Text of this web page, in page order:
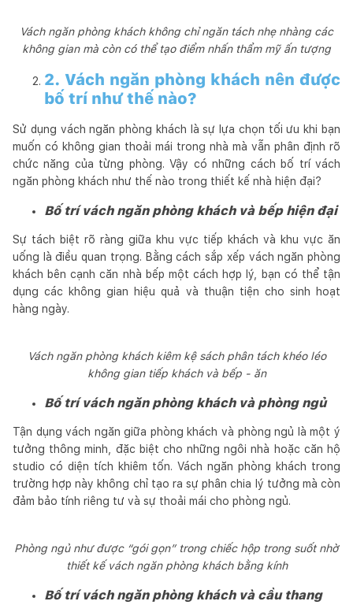
Vách ngăn phòng khách không chỉ ngăn tách nhẹ nhàng các
không gian mà còn có thể tạo điểm nhấn thẩm mỹ ấn tượng
2. Vách ngăn phòng khách nên được
bố trí như thế nào?
Sử dụng vách ngăn phòng khách là sự lựa chọn tối ưu khi bạn
muốn có không gian thoải mái trong nhà mà vẫn phân định rõ
chức năng của từng phòng. Vậy có những cách bố trí vách
ngăn phòng khách như thế nào trong thiết kế nhà hiện đại?
Bố trí vách ngăn phòng khách và bếp hiện đại
Sự tách biệt rõ ràng giữa khu vực tiếp khách và khu vực ăn
uống là điều quan trọng. Bằng cách sắp xếp vách ngăn phòng
khách bên cạnh căn nhà bếp một cách hợp lý, bạn có thể tận
dụng các không gian hiệu quả và thuận tiện cho sinh hoạt
hàng ngày.
Vách ngăn phòng khách kiêm kệ sách phân tách khéo léo
không gian tiếp khách và bếp - ăn
Bố trí vách ngăn phòng khách và phòng ngủ
Tận dụng vách ngăn giữa phòng khách và phòng ngủ là một ý
tưởng thông minh, đặc biệt cho những ngôi nhà hoặc căn hộ
studio có diện tích khiêm tốn. Vách ngăn phòng khách trong
trường hợp này không chỉ tạo ra sự phân chia lý tưởng mà còn
đảm bảo tính riêng tư và sự thoải mái cho phòng ngủ.
Phòng ngủ như được “gói gọn” trong chiếc hộp trong suốt nhờ
thiết kế vách ngăn phòng khách bằng kính
Bố trí vách ngăn phòng khách và cầu thang